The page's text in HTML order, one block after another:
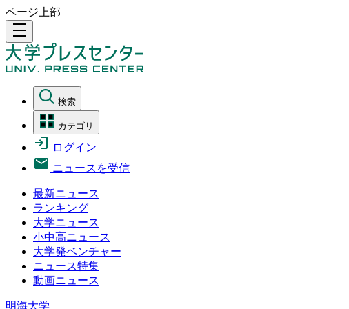
ページ上部
density_medium
検索
カテゴリ
ログイン
ニュースを受信
最新ニュース
ランキング
大学ニュース
小中高ニュース
大学発ベンチャー
ニュース特集
動画ニュース
明海大学